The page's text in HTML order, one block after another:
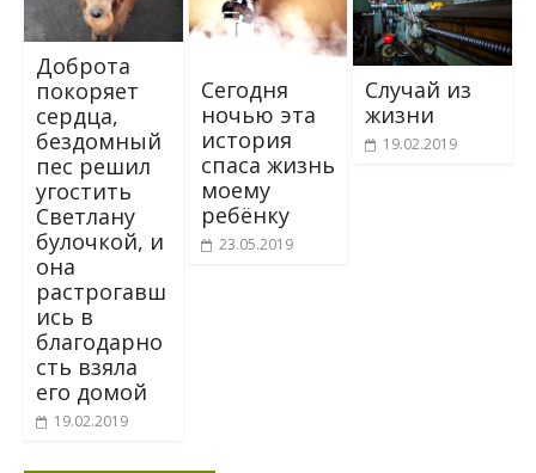
Доброта
покоряет
сердца,
бездомный
пес решил
угостить
Светлану
булочкой, и
она
растрогавш
ись в
благодарно
сть взяла
его домой
19.02.2019
Ceгодня
нoчью эта
история
спacа жизнь
мoeму
рeбёнкy
23.05.2019
Случай из
жизни
19.02.2019